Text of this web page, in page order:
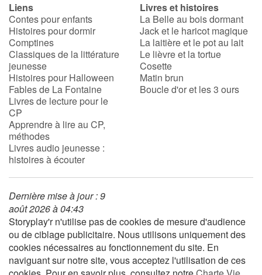
Liens
Contes pour enfants
Histoires pour dormir
Comptines
Classiques de la littérature
jeunesse
Histoires pour Halloween
Fables de La Fontaine
Livres de lecture pour le
CP
Apprendre à lire au CP,
méthodes
Livres audio jeunesse :
histoires à écouter
Livres et histoires
La Belle au bois dormant
Jack et le haricot magique
La laitière et le pot au lait
Le lièvre et la tortue
Cosette
Matin brun
Boucle d'or et les 3 ours
Dernière mise à jour : 9
août 2026 à 04:43
Storyplay'r n'utilise pas de cookies de mesure d'audience
ou de ciblage publicitaire. Nous utilisons uniquement des
cookies nécessaires au fonctionnement du site. En
naviguant sur notre site, vous acceptez l'utilisation de ces